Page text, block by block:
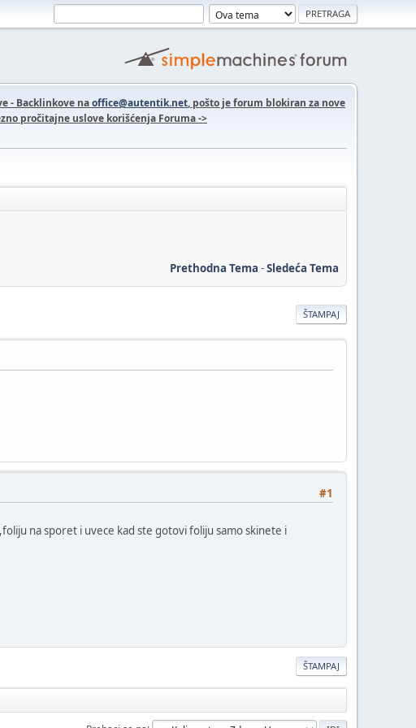
- Backlinkove naoffice@autentik.net, pošto je forum blokiran za nove
pročitajne uslove korišćenja Foruma ->
Prethodna Tema -Sledeća Tema
ŠTAMPAJ
#1
na sporet i uvece kad ste gotovi foliju samo skinete i
ŠTAMPAJ